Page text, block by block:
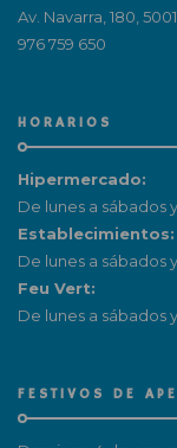
Av. Navarra, 180,
976 759 650
HORARIOS
Hipermercado:
De lunes a sábados
Establecimientos:
De lunes a sábados
Feu Vert:
De lunes a sábados
FESTIVOS DE